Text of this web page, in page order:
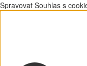
Spravovat Souhlas s